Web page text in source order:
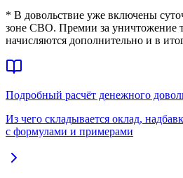
* В довольствие уже включены
зоне СВО. Премии за уничтожение
начисляются дополнительно и в
Подробный расчёт денежного
Из чего складывается оклад,
с формулами и примерами